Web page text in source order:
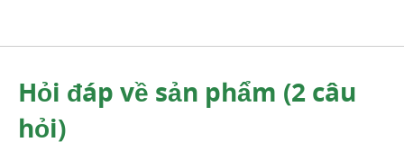
Hỏi đáp về sản phẩm (2 câu
hỏi)